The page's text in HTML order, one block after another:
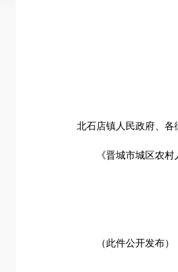
北石店镇人民政府、
《晋城市城区农
（此件公开发布）